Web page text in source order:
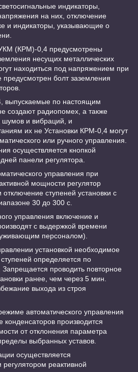
индикаторы,
на них, отключение
и индикаторы, указывающие о
0,4 предусмотрены
несущих металлических
находиться под напряжением при
предусмотрен болт заземления
по настоящим
создают радиопомех, а также
и вибраций, и
их не Установки КРМ-0,4 могут
или ручного управления.
осуществляется кнопкой
панели регулятора.
управления при
мощности регулятор
ступеней установки с
30 до 300 с.
включение и
с выдержкой времени
персоналом).
установкой необходимое
определяется по
Запрещается проводить повторное
ранее, чем через 5 мин.
выхода из строя
автоматического управления
производится
от отклонения параметра
выбранных уставов.
осуществляется
реактивной